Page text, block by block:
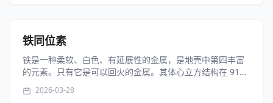
铁同位素
铁是一种柔软、白色、有延展性的金属，是地壳中第四丰富
的元素。只有它是可以回火的金属。其体心立方结构在 910
式；当超过 1390 ℃ 时，它会恢复到体心形式。其机械性能
2026-03-28